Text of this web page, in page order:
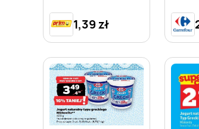
1,39 zł